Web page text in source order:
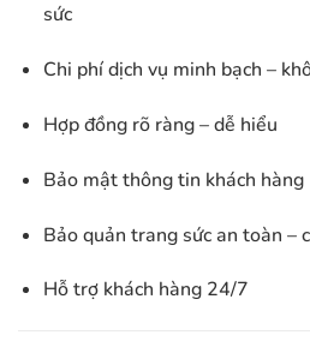
sức
Chi phí dịch vụ minh bạch –
Hợp đồng rõ ràng – dễ hiểu
Bảo mật thông tin khách hàng
Bảo quản trang sức an toàn –
Hỗ trợ khách hàng 24/7